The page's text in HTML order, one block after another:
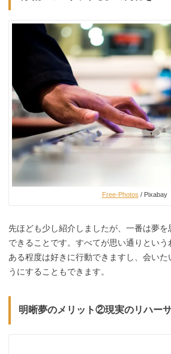
Free-Photos / Pixabay
先ほども少し紹介しましたが、一番は夢
できることです。すべてが思い通りという
ある程度は好きに行動できますし、会いた
うにすることもできます。
明晰夢のメリット②現実のリハー